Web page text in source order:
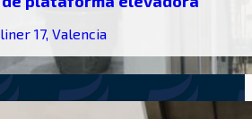
17, Valencia